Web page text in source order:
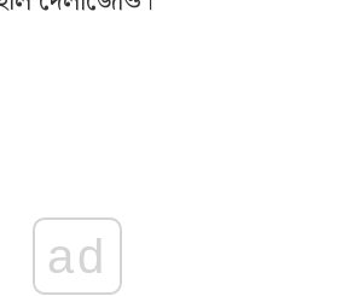
ad